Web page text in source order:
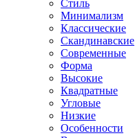
Стиль
Минимализм
Классические
Скандинавские
Современные
Форма
Высокие
Квадратные
Угловые
Низкие
Особенности